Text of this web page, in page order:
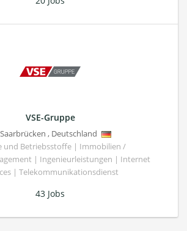
VSE-Gruppe
Saarbrücken , Deutschland
und Betriebsstoffe | Immobilien /
| Ingenieurleistungen | Internet
| Telekommunikationsdienst
43 Jobs